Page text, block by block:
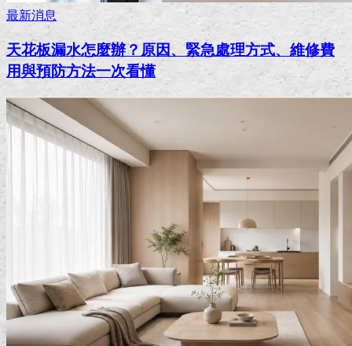
最新消息
天花板漏水怎麼辦？原因、緊急處理方式、維修費
用與預防方法一次看懂